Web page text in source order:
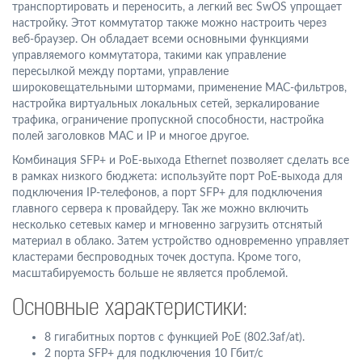
транспортировать и переносить, а легкий вес SwOS упрощает
настройку. Этот коммутатор также можно настроить через
веб-браузер. Он обладает всеми основными функциями
управляемого коммутатора, такими как управление
пересылкой между портами, управление
широковещательными штормами, применение MAC-фильтров,
настройка виртуальных локальных сетей, зеркалирование
трафика, ограничение пропускной способности, настройка
полей заголовков MAC и IP и многое другое.
Комбинация SFP+ и PoE-выхода Ethernet позволяет сделать все
в рамках низкого бюджета: используйте порт PoE-выхода для
подключения IP-телефонов, а порт SFP+ для подключения
главного сервера к провайдеру. Так же можно включить
несколько сетевых камер и мгновенно загрузить отснятый
материал в облако. Затем устройство одновременно управляет
кластерами беспроводных точек доступа. Кроме того,
масштабируемость больше не является проблемой.
Основные характеристики:
8 гигабитных портов с функцией PoE (802.3af/at).
2 порта SFP+ для подключения 10 Гбит/с